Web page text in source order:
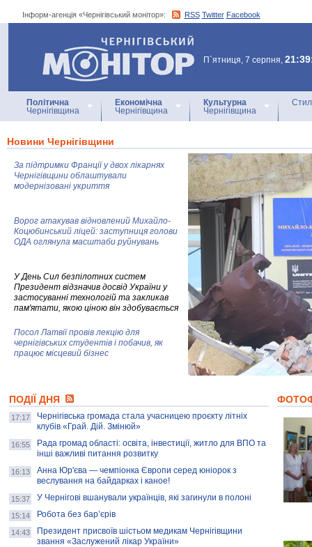
Інформ-агенція «Чернігівський монітор»: RSS Twitter Facebook
Інформ-агенція
«Чернігівський монітор»
П`ятниця, 7 серпня,
Політична
Чернігівщина
Економічна
Чернігівщина
Культурна
Чернігівщина
Новини Чернігівщини
За підтримки Франції у двох лікарнях
Чернігівщини облаштували
модернізовані укриття
Ворог атакував відновлений Михайло-
Коцюбинський ліцей: заступниця голови
ОДА оглянула масштаби руйнувань
У День Сил безпілотних систем
Президент відзначив досвід України у
застосуванні технологій та закликав
пам'ятати, якою ціною він здобувається
Посол Латвії провів лекцію для
чернігівських студентів і побачив, як
працює місцевий бізнес
колекцію про війну, емоції та тварин
AB InBev Efes Україна підтримала
навчальний проєкт "Молодіжна бізнес-
школа", спрямований на розвиток
підприємництва у Чернігівській області
Золота тварина: видання Forbes
написало про чернігівця Патрона: хто і
скільки на ньому заробляє? І куди
витрачають?
ПОДІЇ ДНЯ
17:17
Чернігівська громада стала учасницею проєкту літніх
клубів «Грай. Дій. Змінюй»
16:55
Рада громад області: освіта, інвестиції, житло для ВПО та
інші важливі питання розвитку
16:13
Анна Юр'єва — чемпіонка Європи серед юніорок з
веслування на байдарках і каное!
15:37 У Чернігові вшанували українців, які загинули в полоні
15:14 Робота без бар’єрів
14:43
Президент присвоїв шістьом медикам Чернігівщини
звання «Заслужений лікар України»